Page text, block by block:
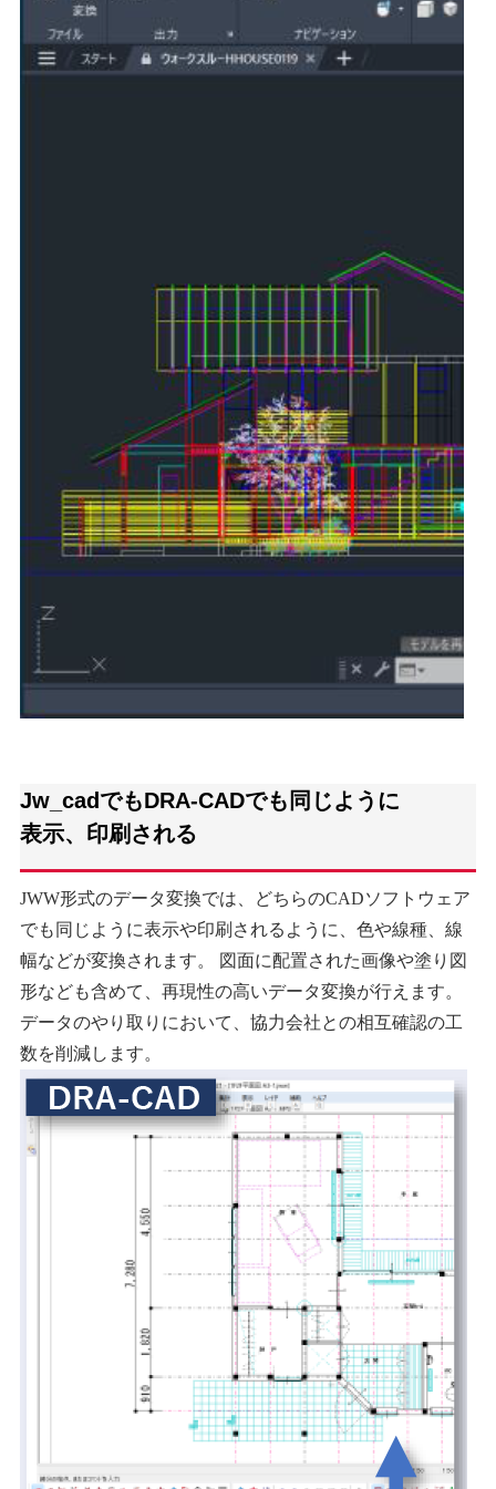
Jw_cadでもDRA-CADでも同じように
表示、印刷される
JWW形式のデータ変換では、どちらのCADソフトウェア
でも同じように表示や印刷されるように、色や線種、線
幅などが変換されます。 図面に配置された画像や塗り図
形なども含めて、再現性の高いデータ変換が行えます。
データのやり取りにおいて、協力会社との相互確認の工
数を削減します。